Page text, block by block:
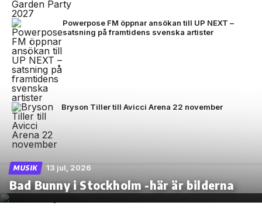
Powerpose FM öppnar ansökan till UP NEXT –
satsning på framtidens svenska artister
Bryson Tiller till Avicci Arena 22 november
MUSIK 13 jul, 2026
Bad Bunny i Stockholm -här är bilderna